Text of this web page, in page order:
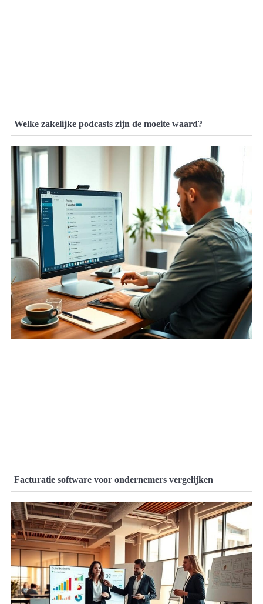
Welke zakelijke podcasts zijn de moeite waard?
Facturatie software voor ondernemers vergelijken